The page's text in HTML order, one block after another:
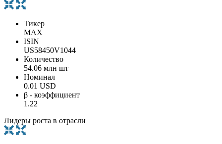
Тикер
MAX
ISIN
US58450V1044
Количество
54.06 млн шт
Номинал
0.01 USD
β - коэффициент
1.22
Лидеры роста в отрасли